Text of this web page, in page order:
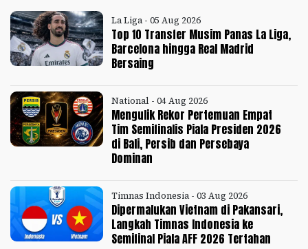
La Liga - 05 Aug 2026
Top 10 Transfer Musim Panas La Liga,
Barcelona hingga Real Madrid
Bersaing
National - 04 Aug 2026
Mengulik Rekor Pertemuan Empat
Tim Semifinalis Piala Presiden 2026
di Bali, Persib dan Persebaya
Dominan
Timnas Indonesia - 03 Aug 2026
Dipermalukan Vietnam di Pakansari,
Langkah Timnas Indonesia ke
Semifinal Piala AFF 2026 Tertahan